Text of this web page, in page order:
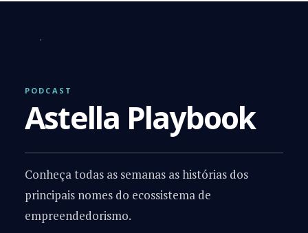
PODCAST
Astella Playbook
Conheça todas as semanas as histórias dos
principais nomes do ecossistema de
empreendedorismo.